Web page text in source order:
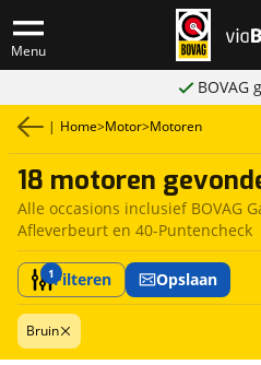
Menu
BOVAG
| Home>Motor>Motoren
18 motoren
Alle occasions inclusief BOVAG
Afleverbeurt en 40-Puntencheck
1Filteren Opslaan
Bruin